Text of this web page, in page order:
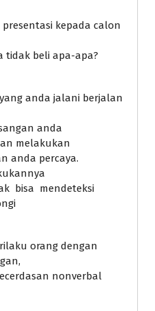
kepada calon
tidak beli apa-apa?
anda jalani berjalan
anda
melakukan
anda percaya.
bisa mendeteksi
orang dengan
nonverbal